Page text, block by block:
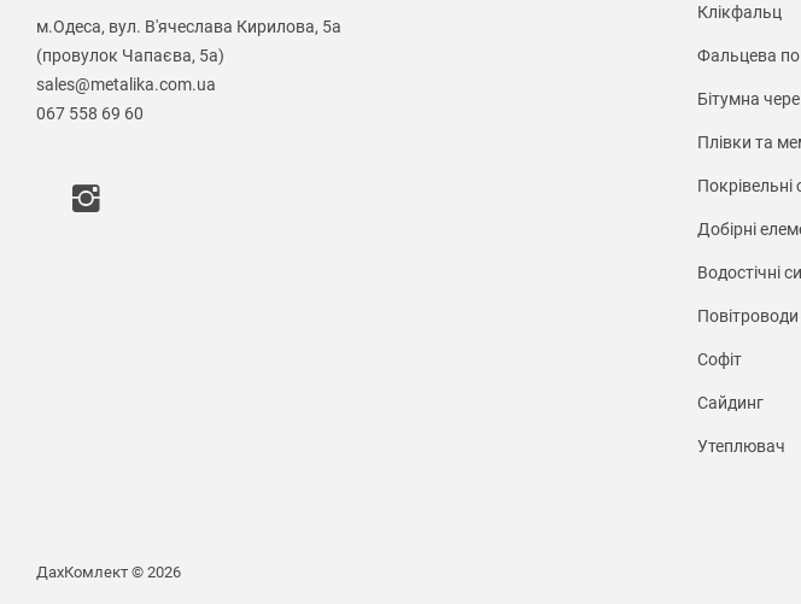
м.Одеса, вул. В'ячеслава Кирилова, 5а
(провулок Чапаєва, 5а)
sales@metalika.com.ua
067 558 69 60
Клікфальц
Фальцева
Бітумна
Плівки та
Покрівельні
Добірні
Водостічні
Повітроводи
Софіт
Сайдинг
Утеплювач
ДахКомлект © 2026